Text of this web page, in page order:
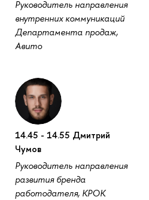
Руководитель направления
внутренних коммуникаций
Департамента продаж,
Авито
14.45 - 14.55 Дмитрий
Чумов
Руководитель направления
развития бренда
работодателя, КРОК